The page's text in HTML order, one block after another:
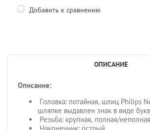
Добавить к сравнению
ОПИСАНИЕ
Описание:
Головка: потайная, шлиц Philips
шляпке выдавлен знак в виде
Резьба: крупная, полная/неполная